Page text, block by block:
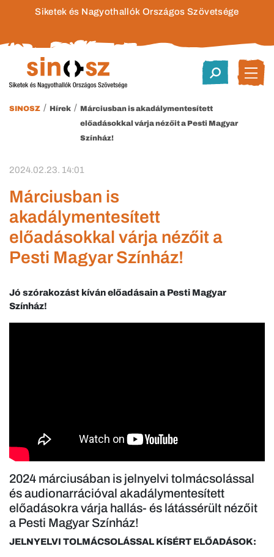
Siketek és Nagyothallók Országos Szövetsége
SINOSZ / Hírek / Márciusban is akadálymentesített
előadásokkal várja nézőit a Pesti Magyar
Színház!
2024.02.23. 14:01
Márciusban is
akadálymentesített
előadásokkal várja nézőit a
Pesti Magyar Színház!
Jó szórakozást kíván előadásain a Pesti Magyar
Színház!
2024 márciusában is jelnyelvi tolmácsolással
és audionarrációval akadálymentesített
előadásokra várja hallás- és látássérült nézőit
a Pesti Magyar Színház!
JELNYELVI TOLMÁCSOLÁSSAL KÍSÉRT ELŐADÁSOK: